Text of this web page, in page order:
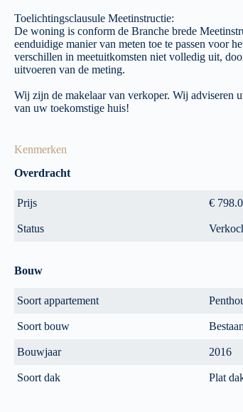
Toelichtingsclausule Meetinstructie:
De woning is conform de Branche brede
eenduidige manier van meten toe te passen voor
verschillen in meetuitkomsten niet volledig uit,
uitvoeren van de meting.
Wij zijn de makelaar van verkoper. Wij adviseren
van uw toekomstige huis!
Kenmerken
Overdracht
Prijs €
Status
Bouw
Soort appartement
Soort bouw
Bouwjaar 2016
Soort dak Plat